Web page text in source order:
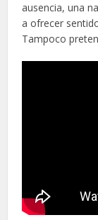
ausencia, una
a ofrecer
Tampoco